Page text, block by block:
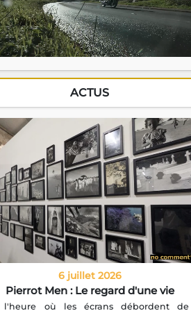
ACTUS
6 juillet 2026
Pierrot Men : Le regard d'une vie
l'heure où les écrans débordent de